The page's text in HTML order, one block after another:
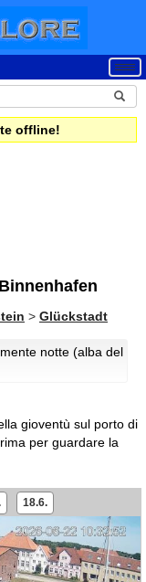
offline!
> Glückstadt
notte (alba del
gioventù sul porto di
per guardare la
18.6.